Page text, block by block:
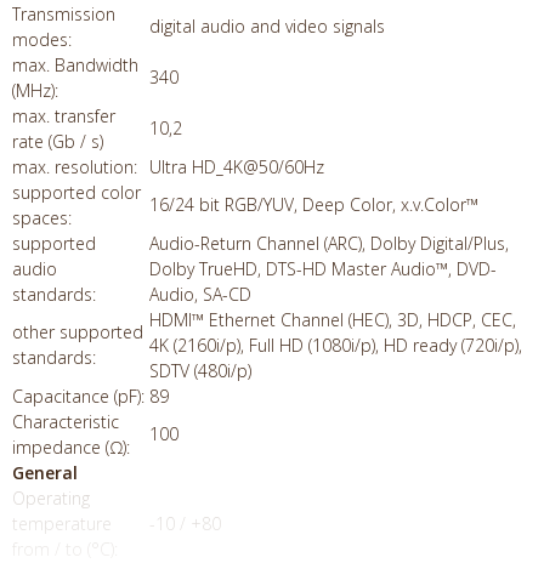
Transmission
modes:
digital audio and video signals
max. Bandwidth
(MHz):
340
max. transfer
rate (Gb / s)
10,2
max. resolution: Ultra HD_4K@50/60Hz
supported color
spaces:
16/24 bit RGB/YUV, Deep Color, x.v.Color™
supported
audio
standards:
Audio-Return Channel (ARC), Dolby Digital/Plus,
Dolby TrueHD, DTS-HD Master Audio™, DVD-
Audio, SA-CD
other supported
standards:
HDMI™ Ethernet Channel (HEC), 3D, HDCP, CEC,
4K (2160i/p), Full HD (1080i/p), HD ready (720i/p),
SDTV (480i/p)
Capacitance (pF): 89
Characteristic
impedance (Ω):
100
General
Operating
temperature
from / to (°C):
-10 / +80